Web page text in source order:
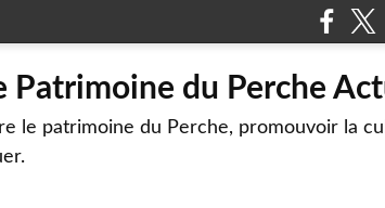
Patrimoine du Perche
le patrimoine du Perche, promouvoir la